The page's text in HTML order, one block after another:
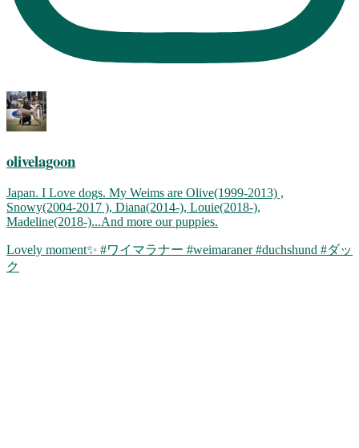
olivelagoon
Japan. I Love dogs. My Weims are Olive(1999-2013) ,
Snowy(2004-2017 ), Diana(2014-), Louie(2018-),
Madeline(2018-)...And more our puppies.
Lovely moment✨ #ワイマラナー #weimaraner #duchshund #ダッ
ク